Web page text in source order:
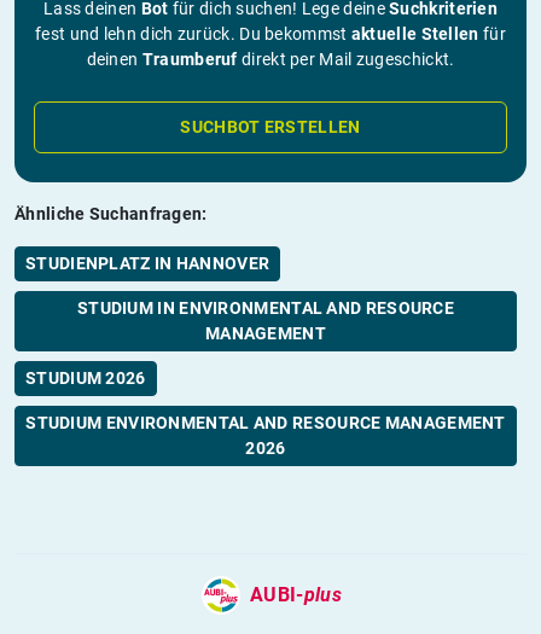
Lass deinen Bot für dich suchen! Lege deineSuchkriterien
fest und lehn dich zurück. Du bekommst aktuelle Stellen für
deinen Traumberuf direkt per Mail zugeschickt.
SUCHBOT ERSTELLEN
Ähnliche Suchanfragen:
STUDIENPLATZ IN HANNOVER
STUDIUM IN ENVIRONMENTAL AND RESOURCE
MANAGEMENT
STUDIUM 2026
STUDIUM ENVIRONMENTAL AND RESOURCE MANAGEMENT
2026
AUBI-plus